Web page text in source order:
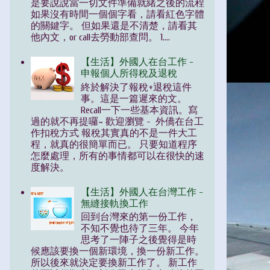
是要說說當一切文件準備就緒之後的流程
如果沒有時間一個個字看，請看紅色字體
的關鍵字。 但如果還是不清楚，請看其
他內文，or call去勞動部查問。 1....
【生活】外國人在台工作 -
申報個人所得稅及退稅
終於解決了報稅+退稅這件
事。這是一篇遲來的文。
Recall一下一些基本資訊。寫
過的就不再提囉~ 歡迎瀏覽 - 外僑在台工
作扣稅方式 報稅其實真的不是一件大工
程，就真的很簡單而已。 只要知道程序
怎麼處理，所有的事情都可以在很快的速
度解決。
【生活】外國人在台灣工作 -
無縫接軌換工作
回到台灣來的第一份工作，
不知不覺也待了三年。 今年
思考了一陣子之後覺得是時
候應該要換一個新環境，換一份新工作。
所以後來就決定要換新工作了。 新工作